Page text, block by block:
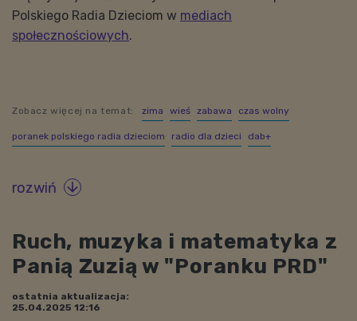
Polskiego Radia Dzieciom w mediach
społecznościowych.
Zobacz więcej na temat: zima wieś zabawa czas wolny
poranek polskiego radia dzieciom radio dla dzieci dab+
rozwiń 
Ruch, muzyka i matematyka z
Panią Zuzią w "Poranku PRD"
ostatnia aktualizacja:
25.04.2025 12:16